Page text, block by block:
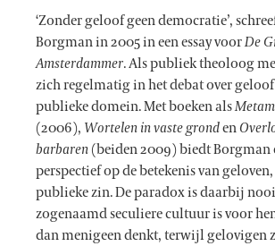
‘Zonder geloof geen democratie’,
Borgman in 2005 in een essay voorDe
Amsterdammer. Als publiek theoloog
zich regelmatig in het debat over
publieke domein. Met boeken als
(2006), Wortelen in vaste gronden
barbaren (beiden 2009) biedt Borgman
perspectief op de betekenis van
publieke zin. De paradox is daarbij
zogenaamd seculiere cultuur is voor
dan menigeen denkt, terwijl gelovigen